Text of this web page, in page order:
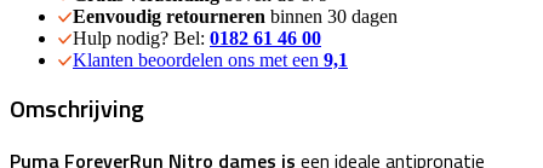
Eenvoudig retourneren binnen 30 dagen
Hulp nodig? Bel: 0182 61 46 00
Klanten beoordelen ons met een 9,1
Omschrijving
Puma ForeverRun Nitro dames is een ideale antipronatie